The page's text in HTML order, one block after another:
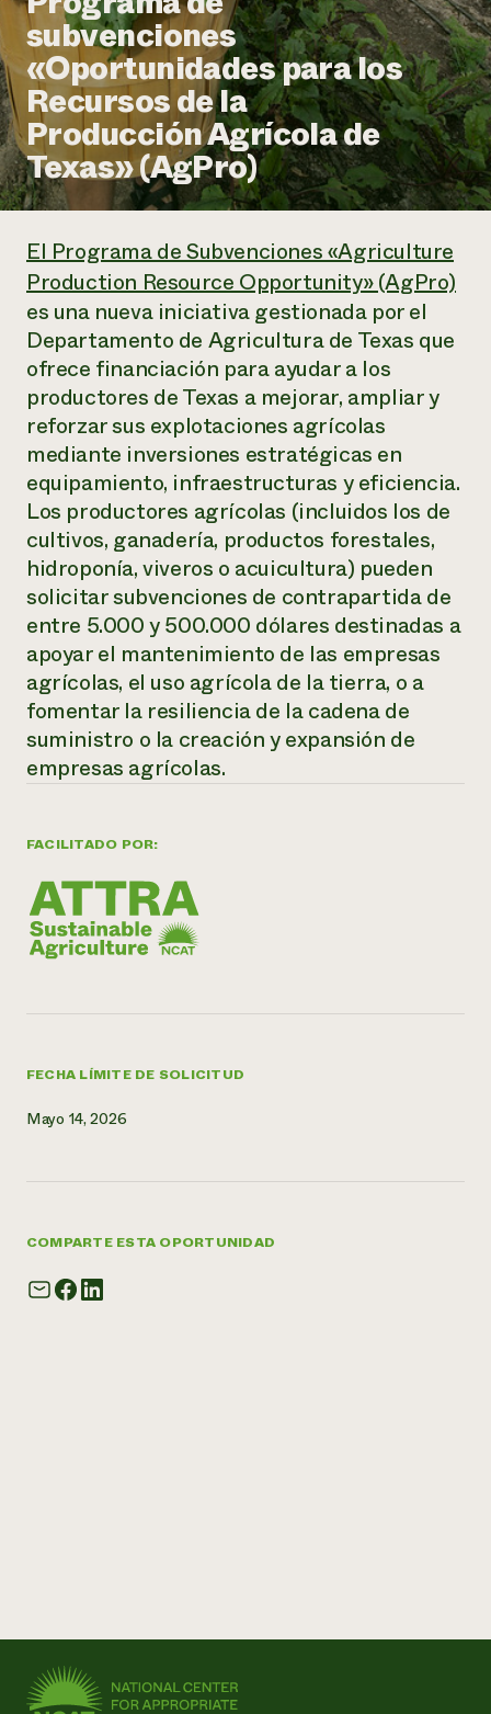
Informes anuales y financieros
Historias de impacto
Informe de
impacto 2024
LEER EL INFORME
Latinos en la agricultura
Sistemas alimentarios locales
Agricultura urbana
Las mujeres en la agricultura
Evento anual de reciclaje de productos electrónicos
Programa de descuentos de NorthWestern Energy
Servicios energéticos comerciales
Servicios energéticos residenciales
LIHEAP
Centro de intercambio de información AgriSolar
Blog
Podcasts
Publicaciones
Cursos cortos
Vídeos
Oportunidades de financiación
Noticias
Internship Hub
Buscar prácticas
Contratar a un becario
un
Llame a la
directa de
1-800-346-
Asociaciones empresariales
Donar
Donaciones planificadas
Boletín
Consultas de los medios de comunicación
Todos
contribuyen a la
resiliencia de la
comunidad.
DONAR AHORA
subvenciones
«Oportunidades para los
Recursos de la
Producción Agrícola de
Texas» (AgPro)
FACILITADO POR:
FECHA LÍMITE DE SOLICITUD
Mayo 14, 2026
COMPARTE ESTA OPORTUNIDAD
El Programa de Subvenciones «Agriculture
Production Resource Opportunity» (AgPro)
es una nueva iniciativa gestionada por el
Departamento de Agricultura de Texas que
ofrece financiación para ayudar a los
productores de Texas a mejorar, ampliar y
reforzar sus explotaciones agrícolas
mediante inversiones estratégicas en
equipamiento, infraestructuras y eficiencia.
Los productores agrícolas (incluidos los de
cultivos, ganadería, productos forestales,
hidroponía, viveros o acuicultura) pueden
solicitar subvenciones de contrapartida de
entre 5.000 y 500.000 dólares destinadas a
apoyar el mantenimiento de las empresas
agrícolas, el uso agrícola de la tierra, o a
fomentar la resiliencia de la cadena de
suministro o la creación y expansión de
empresas agrícolas.